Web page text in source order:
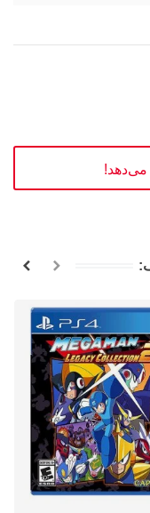
می‌دهد!